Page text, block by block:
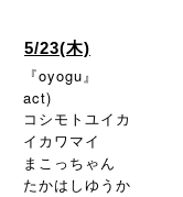
5/23(木)
『oyogu』
act)
コシモトユイカ
イカワマイ
まこっちゃん
たかはしゆうか